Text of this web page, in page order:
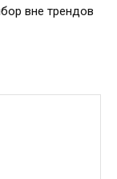
вне трендов